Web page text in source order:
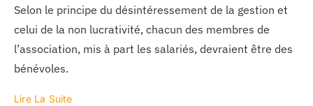
Selon le principe du désintéressement de la gestion et
celui de la non lucrativité, chacun des membres de
l’association, mis à part les salariés, devraient être des
bénévoles.
Lire La Suite